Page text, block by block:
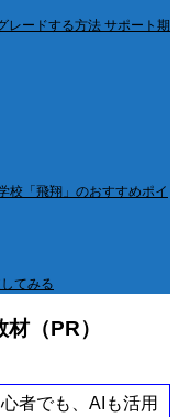
レードする方法 サポート期
校「飛翔」のおすすめポイ
てみる
（PR）
者でも、AIも活用